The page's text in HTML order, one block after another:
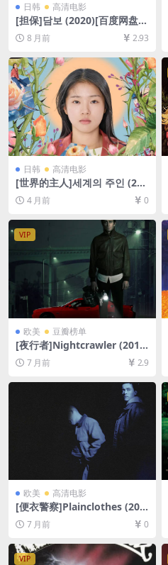
日韩 高清电影
[担保]담보 (2020)[百度网盘
+夸克网盘1080P超清未删减
资源][网盘在线播放/下载][MP
4/6.4GB][中文字幕]
8 月前 2.93
日韩 高清电影
[世界的主人]세계의 주인 (202
5)[百度网盘+夸克网盘1080P
高清未删减资源][网盘在线播
放/下载][MP4/3.5GB][中文字
幕]
4 月前 0
VIP
欧美 豆瓣榜单
[夜行者]Nightcrawler (2014)
[百度网盘+夸克网盘1080P超
清未删减资源][网盘在线播放/
7 月前 2.9
欧美 高清电影
[便衣警察]Plainclothes (202
5)[百度网盘+夸克网盘1080P
超清未删减资源][网盘在线播
放/下载][MKV/6.5GB][中英字
幕]
7 月前 0
VIP